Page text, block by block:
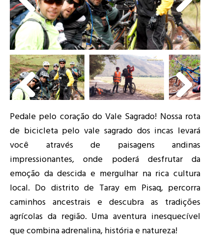
Pedale pelo coração do Vale Sagrado! Nossa rota
de bicicleta pelo vale sagrado dos incas levará
você através de paisagens andinas
impressionantes, onde poderá desfrutar da
emoção da descida e mergulhar na rica cultura
local. Do distrito de Taray em Pisaq, percorra
caminhos ancestrais e descubra as tradições
agrícolas da região. Uma aventura inesquecível
que combina adrenalina, história e natureza!